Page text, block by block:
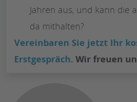
Jahren aus, und kann die
da mithalten?
Vereinbaren Sie jetzt Ihr
Erstgespräch. Wir freuen